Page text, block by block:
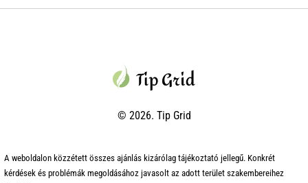
© 2026. Tip Grid
A weboldalon közzétett összes ajánlás kizárólag tájékoztató jellegű. Konkrét
kérdések és problémák megoldásához javasolt az adott terület szakembereihez